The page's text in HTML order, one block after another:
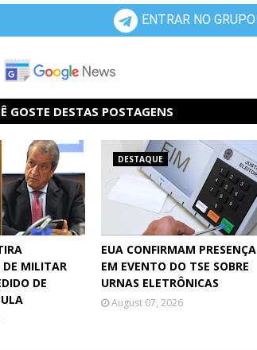
ENTRAR NO GRUPO
GOSTE DESTAS POSTAGENS
MILITAR
DE
DESTAQUE
EUA CONFIRMAM PRESENÇA
EM EVENTO DO TSE SOBRE
URNAS ELETRÔNICAS
August 07, 2026